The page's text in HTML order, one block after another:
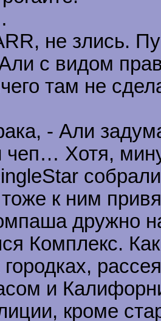
не злись.
с видом
там не
- Али
чеп… Хотя,
к ним
дружно
Комплекс.
и
кроме